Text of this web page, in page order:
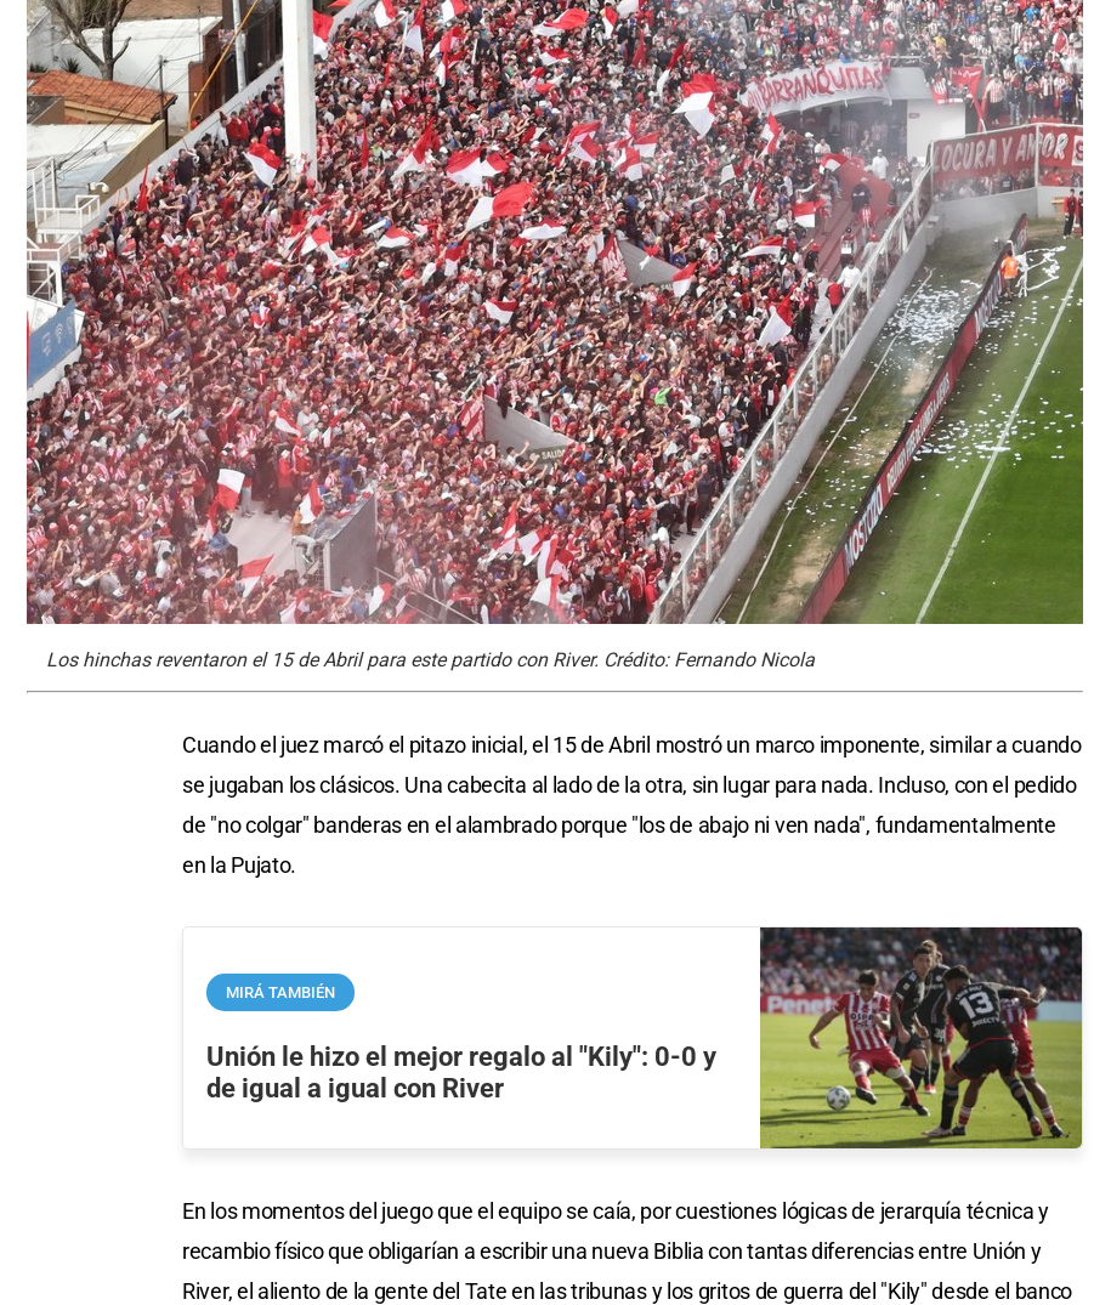
Los hinchas reventaron el 15 de Abril para este partido con River. Crédito: Fernando Nicola
Cuando el juez marcó el pitazo inicial, el 15 de Abril mostró un marco imponente, similar a cuando
se jugaban los clásicos. Una cabecita al lado de la otra, sin lugar para nada. Incluso, con el pedido
de "no colgar" banderas en el alambrado porque "los de abajo ni ven nada", fundamentalmente
en la Pujato.
MIRÁ TAMBIÉN
Unión le hizo el mejor regalo al "Kily": 0-0 y
de igual a igual con River
En los momentos del juego que el equipo se caía, por cuestiones lógicas de jerarquía técnica y
recambio físico que obligarían a escribir una nueva Biblia con tantas diferencias entre Unión y
River, el aliento de la gente del Tate en las tribunas y los gritos de guerra del "Kily" desde el banco